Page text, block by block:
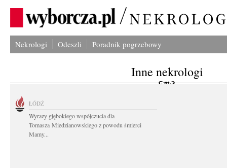
Nekrologi Odeszli Poradnik pogrzebowy
Inne nekrologi
ŁÓDŹ
Wyrazy głębokiego współczucia dla
Tomasza Miedzianowskiego z powodu śmierci
Mamy...